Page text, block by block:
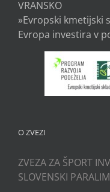
VRANSKO
»Evropski kmetijski
Evropa investira v
O ZVEZI
ZVEZA ZA ŠPORT
SLOVENSKI